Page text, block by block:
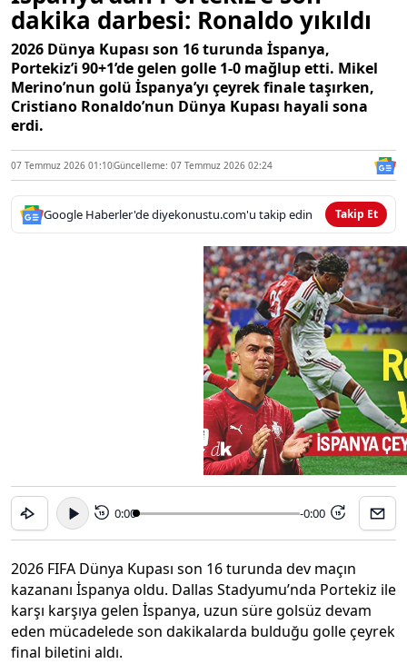
dakika darbesi: Ronaldo yıkıldı
2026 Dünya Kupası son 16 turunda İspanya,
Portekiz’i 90+1’de gelen golle 1-0 mağlup etti. Mikel
Merino’nun golü İspanya’yı çeyrek finale taşırken,
Cristiano Ronaldo’nun Dünya Kupası hayali sona
erdi.
07 Temmuz 2026 01:10Güncelleme: 07 Temmuz 2026 02:24
Google Haberler'de diyekonustu.com'u takip edin Takip Et
15 0:00 -0:00 15
2026 FIFA Dünya Kupası son 16 turunda dev maçın
kazananı İspanya oldu. Dallas Stadyumu’nda Portekiz ile
karşı karşıya gelen İspanya, uzun süre golsüz devam
eden mücadelede son dakikalarda bulduğu golle çeyrek
final biletini aldı.